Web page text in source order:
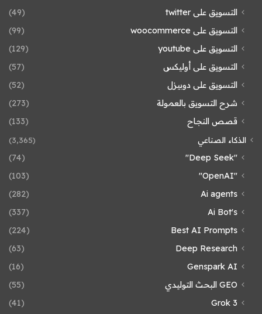
التسويق على twitter
(49)
التسويق على woocommerce
(99)
التسويق على youtube
(129)
التسويق على أوليكس
(57)
التسويق على دوبيزل
(52)
شرح التسويق بالعمولة
(273)
قصص النجاح
(133)
الذكاء الصناعي (3٬365)
"Deep Seek"
(74)
"OpenAI"
(103)
Ai agents
(282)
Ai Bot's
(337)
Best AI Prompts
(224)
Deep Research
(63)
Genspark AI
(16)
GEO البحث التوليدي
(55)
Grok 3
(41)